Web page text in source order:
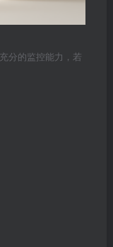
分的监控能力，若